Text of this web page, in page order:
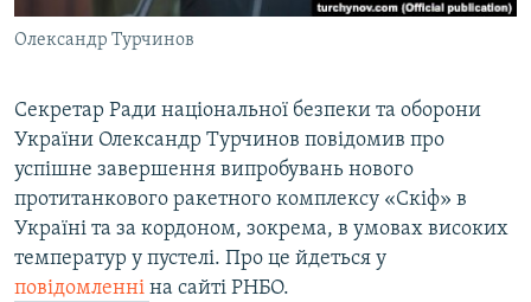
Усі сайти RFE/RL
Олександр Турчинов
Секретар Ради національної безпеки та оборони
України Олександр Турчинов повідомив про
успішне завершення випробувань нового
протитанкового ракетного комплексу «Скіф» в
Україні та за кордоном, зокрема, в умовах високих
температур у пустелі. Про це йдеться у
повідомленні на сайті РНБО.